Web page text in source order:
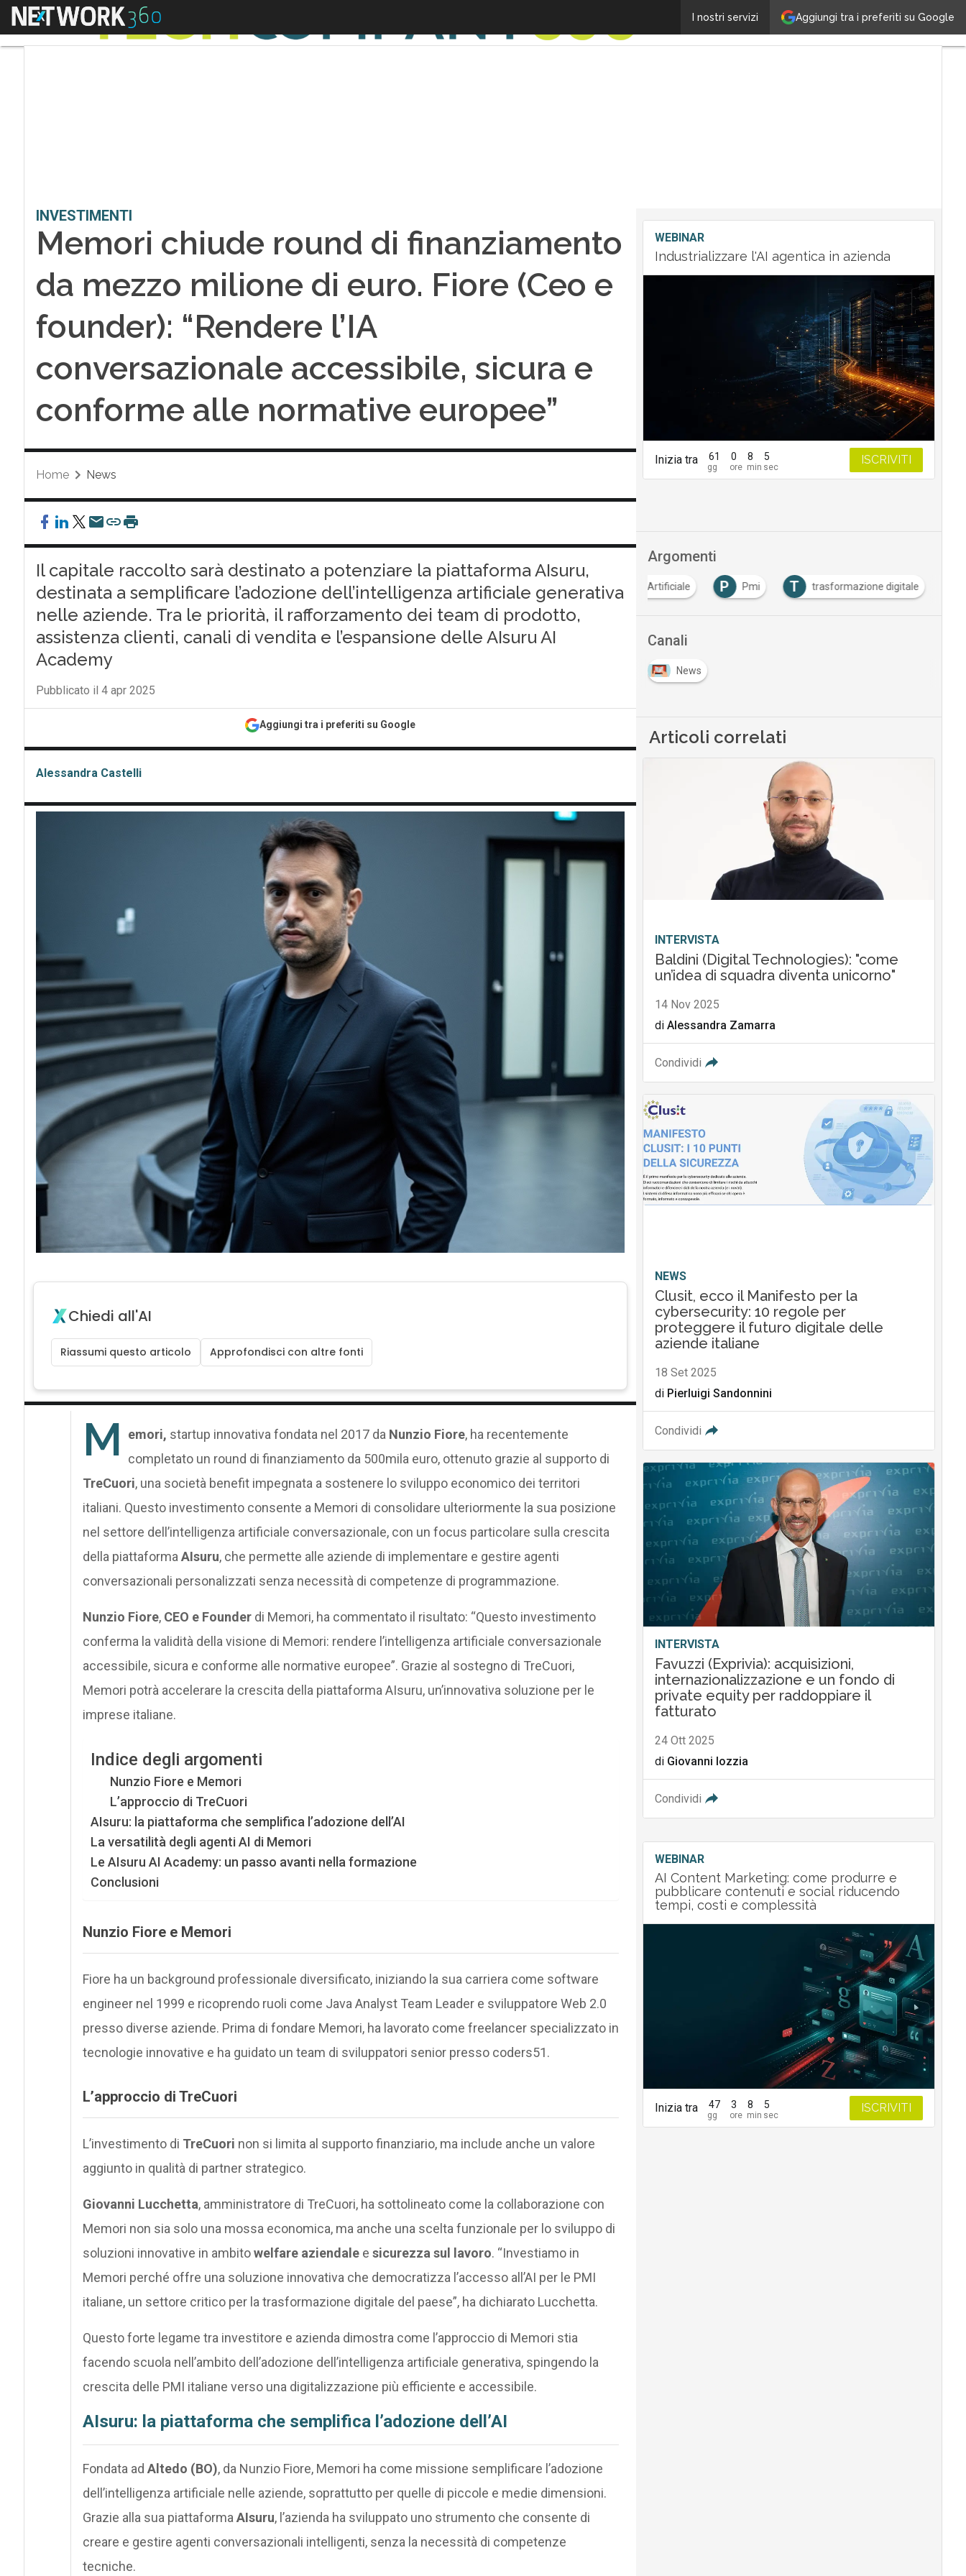
Aggiungi tra i preferiti su Google
I nostri servizi
Menu Memori chiude round di finanziamento da mezzo
INVESTIMENTI
Memori chiude round di finanziamento
da mezzo milione di euro. Fiore (Ceo e
founder): “Rendere l’IA
conversazionale accessibile, sicura e
conforme alle normative europee”
Home News
Il capitale raccolto sarà destinato a potenziare la piattaforma AIsuru,
destinata a semplificare l’adozione dell’intelligenza artificiale generativa
nelle aziende. Tra le priorità, il rafforzamento dei team di prodotto,
assistenza clienti, canali di vendita e l’espansione delle AIsuru AI
Academy
Pubblicato il 4 apr 2025
Aggiungi tra i preferiti su Google
Alessandra Castelli
Chiedi all'AI
Riassumi questo articolo Approfondisci con altre fonti
M emori, startup innovativa fondata nel 2017 da Nunzio Fiore, ha recentemente
completato un round di finanziamento da 500mila euro, ottenuto grazie al supporto di
TreCuori, una società benefit impegnata a sostenere lo sviluppo economico dei territori
italiani. Questo investimento consente a Memori di consolidare ulteriormente la sua posizione
nel settore dell’intelligenza artificiale conversazionale, con un focus particolare sulla crescita
della piattaformaAIsuru, che permette alle aziende di implementare e gestire agenti
conversazionali personalizzati senza necessità di competenze di programmazione.
Nunzio Fiore, CEO e Founderdi Memori, ha commentato il risultato: “Questo investimento
conferma la validità della visione di Memori: rendere l’intelligenza artificiale conversazionale
accessibile, sicura e conforme alle normative europee”. Grazie al sostegno di TreCuori,
Memori potrà accelerare la crescita della piattaforma AIsuru, un’innovativa soluzione per le
imprese italiane.
Indice degli argomenti
Nunzio Fiore e Memori
L’approccio di TreCuori
AIsuru: la piattaforma che semplifica l’adozione dell’AI
La versatilità degli agenti AI di Memori
Le AIsuru AI Academy: un passo avanti nella formazione
Conclusioni
Nunzio Fiore e Memori
Fiore ha un background professionale diversificato, iniziando la sua carriera come software
engineer nel 1999 e ricoprendo ruoli come Java Analyst Team Leader e sviluppatore Web 2.0
presso diverse aziende. Prima di fondare Memori, ha lavorato come freelancer specializzato in
tecnologie innovative e ha guidato un team di sviluppatori senior presso coders51.
L’approccio di TreCuori
L’investimento di TreCuori non si limita al supporto finanziario, ma include anche un valore
aggiunto in qualità di partner strategico.
Giovanni Lucchetta, amministratore di TreCuori, ha sottolineato come la collaborazione con
Memori non sia solo una mossa economica, ma anche una scelta funzionale per lo sviluppo di
soluzioni innovative in ambitowelfare aziendalee sicurezza sul lavoro. “Investiamo in
Memori perché offre una soluzione innovativa che democratizza l’accesso all’AI per le PMI
italiane, un settore critico per la trasformazione digitale del paese”, ha dichiarato Lucchetta.
Questo forte legame tra investitore e azienda dimostra come l’approccio di Memori stia
facendo scuola nell’ambito dell’adozione dell’intelligenza artificiale generativa, spingendo la
crescita delle PMI italiane verso una digitalizzazione più efficiente e accessibile.
AIsuru: la piattaforma che semplifica l’adozione dell’AI
Fondata ad Altedo (BO), da Nunzio Fiore, Memori ha come missione semplificare l’adozione
dell’intelligenza artificiale nelle aziende, soprattutto per quelle di piccole e medie dimensioni.
Grazie alla sua piattaforma AIsuru, l’azienda ha sviluppato uno strumento che consente di
creare e gestire agenti conversazionali intelligenti, senza la necessità di competenze
tecniche.
WEBINAR
Industrializzare l'AI agentica in azienda
Inizia tra 61 0 8 4 ISCRIVITI
Argomenti
I
Intelligenza Artificiale P Pmi T trasformazione digitale
Canali
News
Articoli correlati
INTERVISTA
Baldini (Digital Technologies): "come
un’idea di squadra diventa unicorno"
14 Nov 2025
di Alessandra Zamarra
Condividi
NEWS
Clusit, ecco il Manifesto per la
cybersecurity: 10 regole per
proteggere il futuro digitale delle
aziende italiane
18 Set 2025
di Pierluigi Sandonnini
Condividi
INTERVISTA
Favuzzi (Exprivia): acquisizioni,
internazionalizzazione e un fondo di
private equity per raddoppiare il
fatturato
24 Ott 2025
di Giovanni Iozzia
Condividi
WEBINAR
AI Content Marketing: come produrre e
pubblicare contenuti e social riducendo
tempi, costi e complessità
Inizia tra 47 3 8 4 ISCRIVITI